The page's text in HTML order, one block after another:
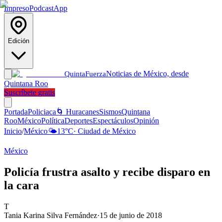
ImpresoPodcastApp
Edición
QuintaFuerzaNoticias de México, desde
Quintana Roo
Suscríbete gratis
PortadaPoliciaca 🌀 HuracanesSismosQuintana
RooMéxicoPolíticaDeportesEspectáculosOpinión
Inicio/México🌤️13°C· Ciudad de México
México
Policía frustra asalto y recibe disparo en
la cara
T
Tania Karina Silva Fernández·15 de junio de 2018